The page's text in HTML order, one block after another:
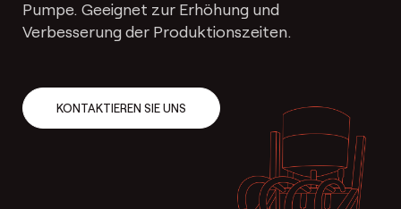
Pumpe. Geeignet zur Erhöhung und
Verbesserung der Produktionszeiten.
KONTAKTIEREN SIE UNS